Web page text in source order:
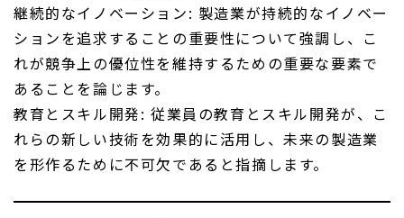
継続的なイノベーション: 製造業が持続的なイノベー
ションを追求することの重要性について強調し、こ
れが競争上の優位性を維持するための重要な要素で
あることを論じます。
教育とスキル開発: 従業員の教育とスキル開発が、こ
れらの新しい技術を効果的に活用し、未来の製造業
を形作るために不可欠であると指摘します。